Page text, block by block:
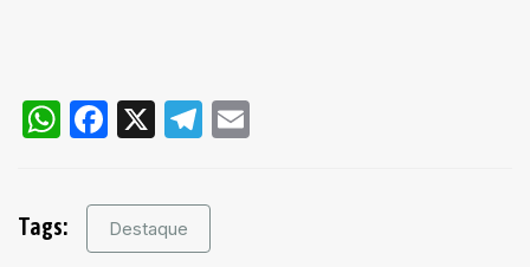
WhatsApp
Facebook
X Telegram
Tags: Destaque